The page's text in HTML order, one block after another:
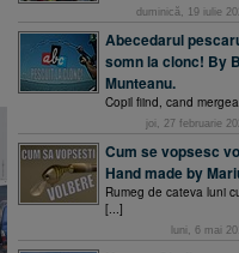
duminică, 19 iulie
Abecedarul
somn la clonc! By
Munteanu.
Copil fiind, cand
joi, 27 februarie
Cum se vopsesc
Hand made by
Rumeg de cateva luni
[...]
luni, 6 mai